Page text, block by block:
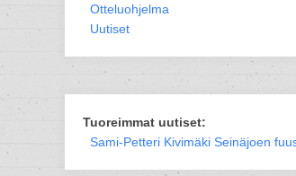
Otteluohjelma
Uutiset
Tuoreimmat uutiset:
Sami-Petteri Kivimäki Seinäjoen